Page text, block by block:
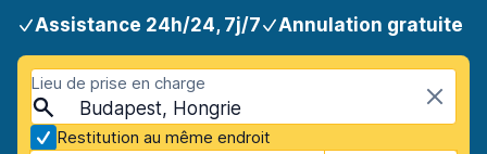
Assistance 24h/24, 7j/7 Annulation gratuite
Lieu de prise en charge
Budapest, Hongrie
Restitution au même endroit